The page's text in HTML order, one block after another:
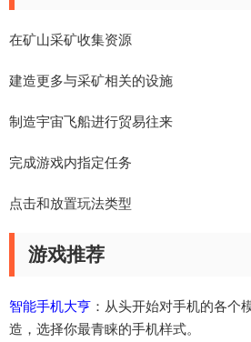
在矿山采矿收集资源
建造更多与采矿相关的设施
制造宇宙飞船进行贸易往来
完成游戏内指定任务
点击和放置玩法类型
游戏推荐
智能手机大亨 ：从头开始对手机的各个
造，选择你最青睐的手机样式。